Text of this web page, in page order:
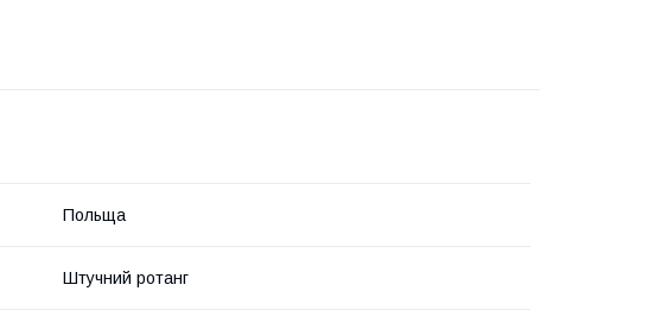
Польща
Штучний ротанг